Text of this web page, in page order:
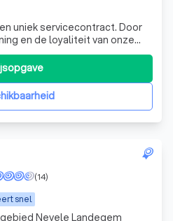
servicecontract. Door
en de loyaliteit van onze
VDBS-Beveiliging kunnen
en belofte levend houden
Wij maken de
een
snel
(14)
Nevele Landegem